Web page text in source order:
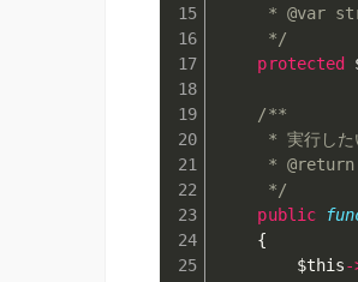
* @var
     */
protected
/**
* 実行した
* @return
     */
public
{
$this-